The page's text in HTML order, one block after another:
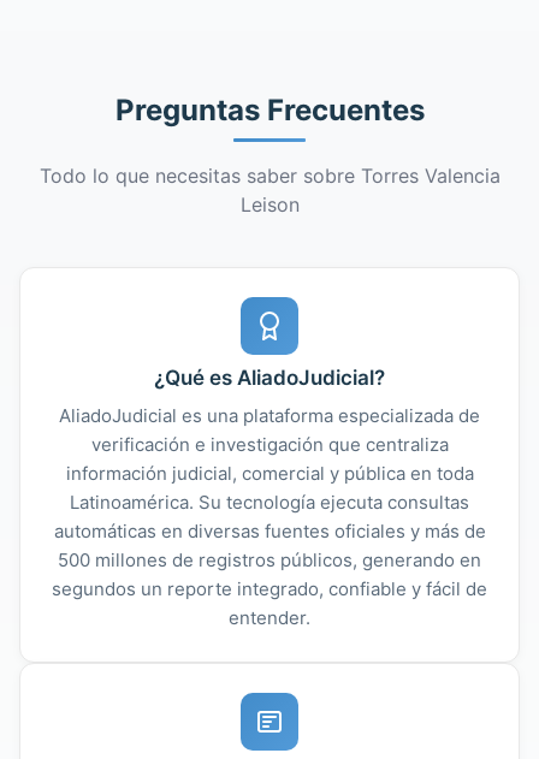
Preguntas Frecuentes
Todo lo que necesitas saber sobre Torres Valencia
Leison
¿Qué es AliadoJudicial?
AliadoJudicial es una plataforma especializada de
verificación e investigación que centraliza
información judicial, comercial y pública en toda
Latinoamérica. Su tecnología ejecuta consultas
automáticas en diversas fuentes oficiales y más de
500 millones de registros públicos, generando en
segundos un reporte integrado, confiable y fácil de
entender.